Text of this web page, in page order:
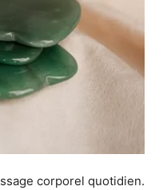
corporel quotidien.